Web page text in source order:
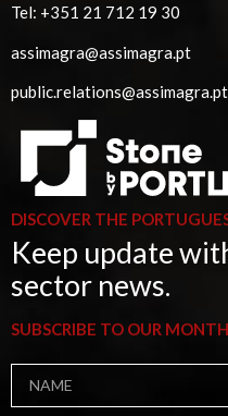
Tel: +351 21 712 19 30
assimagra@assimagra.pt
public.relations@assimagra.pt
DISCOVER THE
Keep update
sector news.
SUBSCRIBE TO OUR